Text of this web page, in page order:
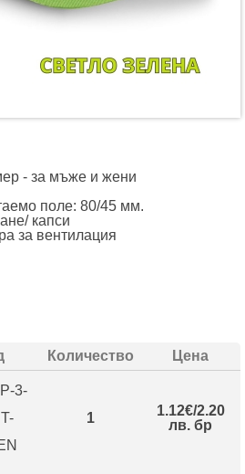
- за мъже и жени
поле: 80/45 мм.
капси
за вентилация
Количество
Цена
3-
1
1.12€/2.20
лв. бр